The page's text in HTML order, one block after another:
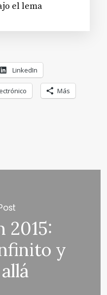
el lema
LinkedIn
Más
2015:
y